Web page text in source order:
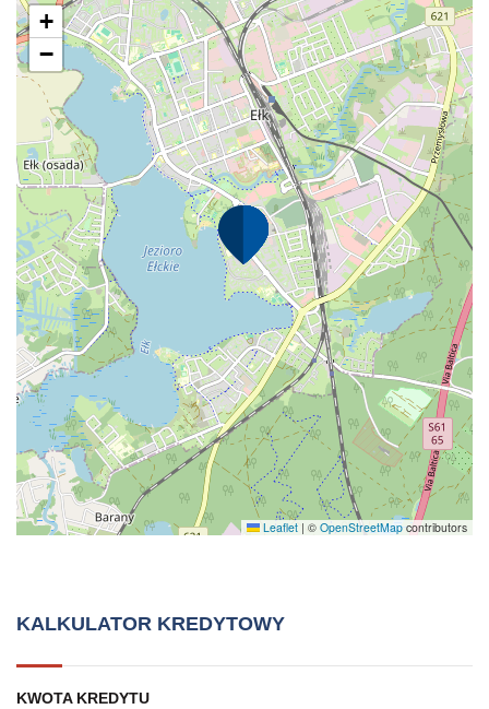
+
−
Leaflet | © OpenStreetMap contributors
KALKULATOR KREDYTOWY
KWOTA KREDYTU